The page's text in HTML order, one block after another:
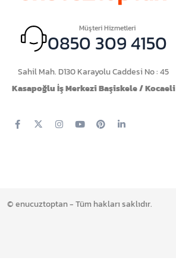
Müşteri Hizmetleri
0850 309 4150
Sahil Mah. D130 Karayolu Caddesi No : 45
Kasapoğlu İş Merkezi Başiskele / Kocaeli
© enucuztoptan - Tüm hakları saklıdır.